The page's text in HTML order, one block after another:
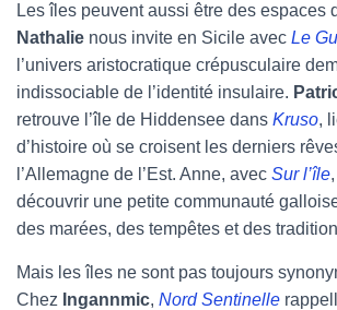
Les îles peuvent aussi être des espaces
Nathalie nous invite en Sicile avec Le
l’univers aristocratique crépusculaire
indissociable de l’identité insulaire.
retrouve l’île de Hiddensee dans Kruso,
d’histoire où se croisent les derniers
l’Allemagne de l’Est. Anne, avec Sur l’île
découvrir une petite communauté
des marées, des tempêtes et des
Mais les îles ne sont pas toujours
Chez Ingannmic, Nord Sentinelle